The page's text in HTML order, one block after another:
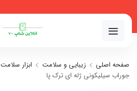
صفحه اصلی زیبایی و سلامت
ابزار سلامت
جوراب سیلیکونی ژله ای ترک پا